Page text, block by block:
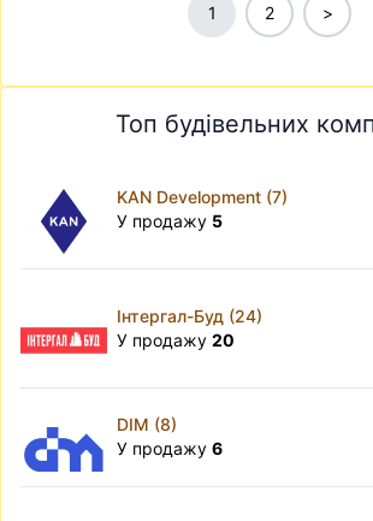
1 2 >
Топ будівельних
KAN Development (7)
У продажу 5
Інтергал-Буд (24)
У продажу 20
DIM (8)
У продажу 6